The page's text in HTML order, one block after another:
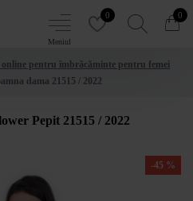
0 0
pentru îmbrăcăminte pentru femei
dama 21515 / 2022
Pepit 21515 / 2022
-45 %